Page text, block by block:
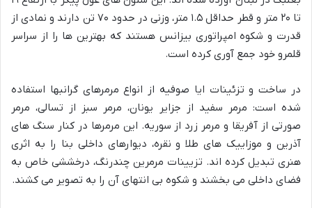
تا ۲۰ متر و قطر حداقل ۱.۵ متر، وزنی در حدود ۷۰ تن دارند و نمادی از
قدرت و شکوه امپراتوری بیزانس هستند که بهترین ها را از سراسر
قلمرو خود جمع آوری کرده است.
در ساخت و تزئینات ایا صوفیه از انواع مرمرهای گرانبها استفاده
شده است: مرمر سفید از جزایر یونان، مرمر سبز از تسالی، مرمر
صورتی از آفریقا و مرمر زرد از سوریه. این مرمرها در کنار سنگ های
آذرین و موزاییک های طلا و نقره، دیوارهای داخلی بنا را به اثری
هنری تبدیل کرده اند. تزیینات مرمرین چندرنگ، درخششی خاص به
فضای داخلی می بخشند و شکوه بی انتهای آن را به تصویر می کشند.